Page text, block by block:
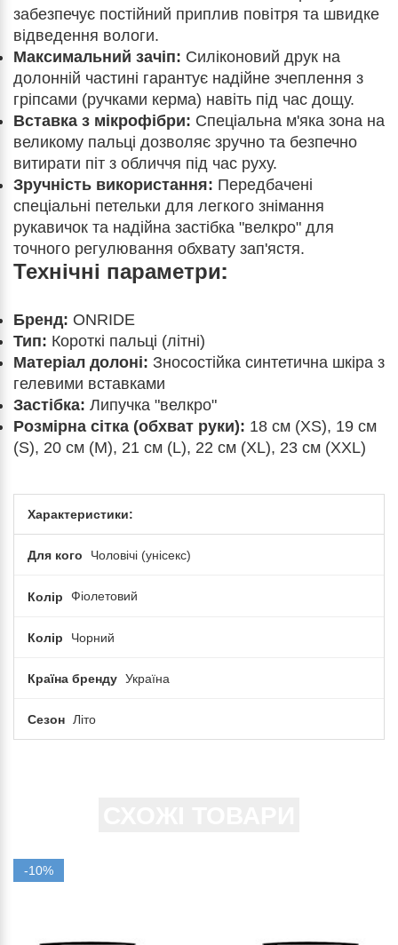
забезпечує постійний приплив повітря та швидке
відведення вологи.
Максимальний зачіп: Силіконовий друк на
долонній частині гарантує надійне зчеплення з
гріпсами (ручками керма) навіть під час дощу.
Вставка з мікрофібри: Спеціальна м'яка зона на
великому пальці дозволяє зручно та безпечно
витирати піт з обличчя під час руху.
Зручність використання: Передбачені
спеціальні петельки для легкого знімання
рукавичок та надійна застібка "велкро" для
точного регулювання обхвату зап'ястя.
Технічні параметри:
Бренд: ONRIDE
Тип: Короткі пальці (літні)
Матеріал долоні: Зносостійка синтетична шкіра з
гелевими вставками
Застібка: Липучка "велкро"
Розмірна сітка (обхват руки): 18 см (XS), 19 см
(S), 20 см (M), 21 см (L), 22 см (XL), 23 см (XXL)
Характеристики:
Для кого Чоловічі (унісекс)
Колір Фіолетовий
Колір Чорний
Країна бренду Україна
Сезон Літо
-10%